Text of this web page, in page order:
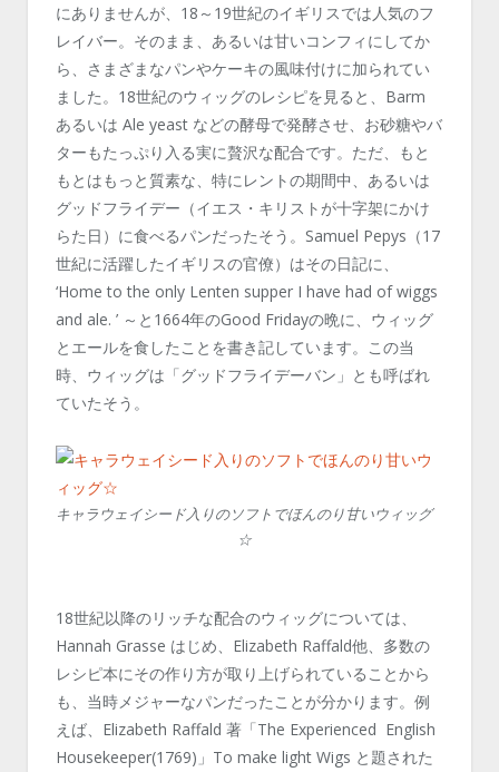
にありませんが、18～19世紀のイギリスでは人気のフ
レイバー。そのまま、あるいは甘いコンフィにしてか
ら、さまざまなパンやケーキの風味付けに加られてい
ました。18世紀のウィッグのレシピを見ると、Barm
あるいは Ale yeast などの酵母で発酵させ、お砂糖やバ
ターもたっぷり入る実に贅沢な配合です。ただ、もと
もとはもっと質素な、特にレントの期間中、あるいは
グッドフライデー（イエス・キリストが十字架にかけ
らた日）に食べるパンだったそう。Samuel Pepys（17
世紀に活躍したイギリスの官僚）はその日記に、
‘Home to the only Lenten supper I have had of wiggs
and ale. ’ ～と1664年のGood Fridayの晩に、ウィッグ
とエールを食したことを書き記しています。この当
時、ウィッグは「グッドフライデーバン」とも呼ばれ
ていたそう。
キャラウェイシード入りのソフトでほんのり甘いウィッグ
☆
18世紀以降のリッチな配合のウィッグについては、
Hannah Grasse はじめ、Elizabeth Raffald他、多数の
レシピ本にその作り方が取り上げられていることから
も、当時メジャーなパンだったことが分かります。例
えば、Elizabeth Raffald 著「The Experienced English
Housekeeper(1769)」To make light Wigs と題された